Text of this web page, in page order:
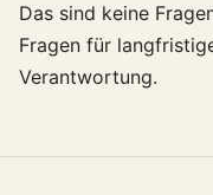
Das sind keine
Fragen für
Verantwortung.